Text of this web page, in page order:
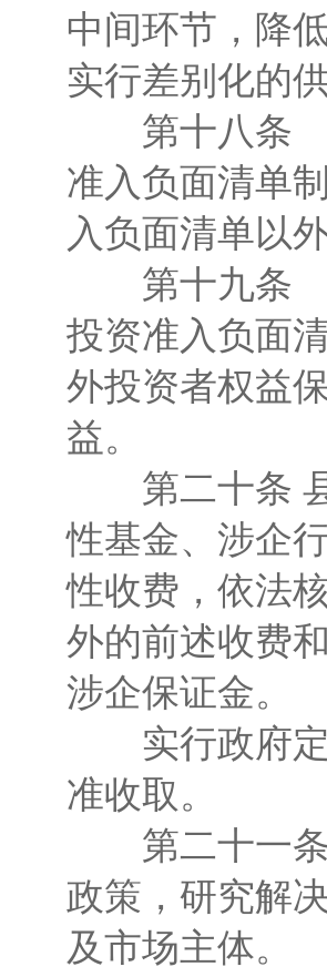
中间环节，降
实行差别化的
第十八条 各
准入负面清单
入负面清单以
第十九条 外
投资准入负面
外投资者权益
益。
第二十条 县
性基金、涉企
性收费，依法
外的前述收费
涉企保证金。
实行政府定
准收取。
第二十一条
政策，研究解
及市场主体。